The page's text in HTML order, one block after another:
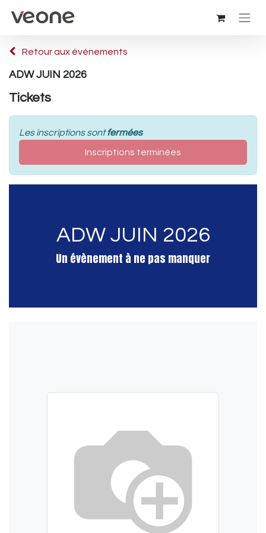
Retour aux événements
ADW JUIN 2026
Tickets
Les inscriptions sontfermées
Inscriptions terminées
ADW JUIN 2026
Un évènement à ne pas manquer